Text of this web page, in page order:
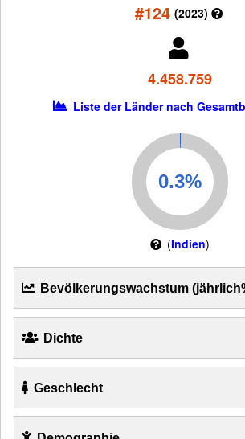
#124 (2023)
4.458.759
Liste der Länder nach
(Indien)
Bevölkerungswachstum
Dichte
Geschlecht